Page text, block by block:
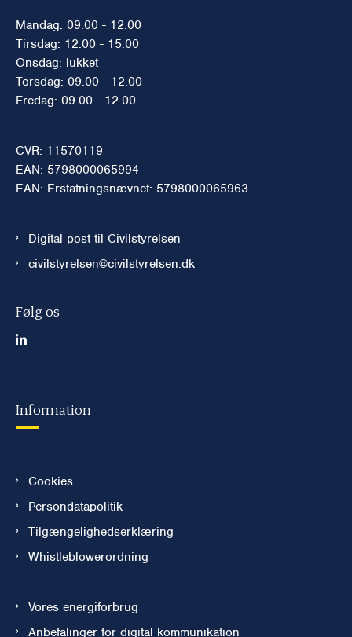
Mandag: 09.00 - 12.00
Tirsdag: 12.00 - 15.00
Onsdag: lukket
Torsdag: 09.00 - 12.00
Fredag: 09.00 - 12.00
CVR: 11570119
EAN: 5798000065994
EAN: Erstatningsnævnet: 5798000065963
Digital post til Civilstyrelsen
civilstyrelsen@civilstyrelsen.dk
Følg os
Information
Cookies
Persondatapolitik
Tilgængelighedserklæring
Whistleblowerordning
Vores energiforbrug
Anbefalinger for digital kommunikation